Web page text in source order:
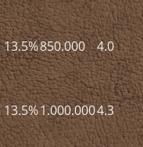
13.5%850.000 4.0
13.5%1.000.0004.3